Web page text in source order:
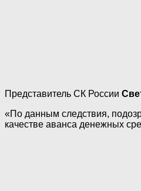
Представитель СК России
«По данным следствия,
качестве аванса денежных